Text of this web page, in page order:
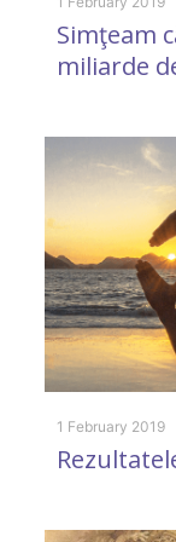
Simţeam
miliarde
1 February 2019